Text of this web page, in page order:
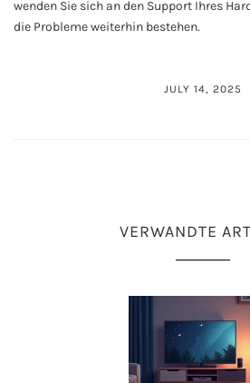
wenden Sie sich an den Support Ihres
die Probleme weiterhin bestehen.
JULY 14, 2025
VERWANDTE